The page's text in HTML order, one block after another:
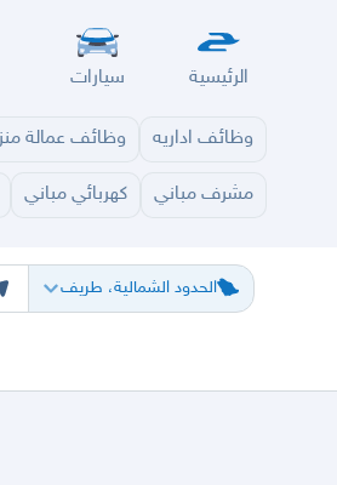
الرئيسية سيارات
وظائف اداريه وظائف عمالة
مشرف مباني كهربائي مباني
الحدود الشمالية، طريف
الرياضالشرقيه جده